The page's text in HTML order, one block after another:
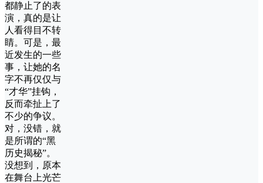
都静止了的表
演，真的是让
人看得目不转
睛。可是，最
近发生的一些
事，让她的名
字不再仅仅与
“才华”挂钩，
反而牵扯上了
不少的争议。
对，没错，就
是所谓的“黑
历史揭秘”。
没想到，原本
在舞台上光芒